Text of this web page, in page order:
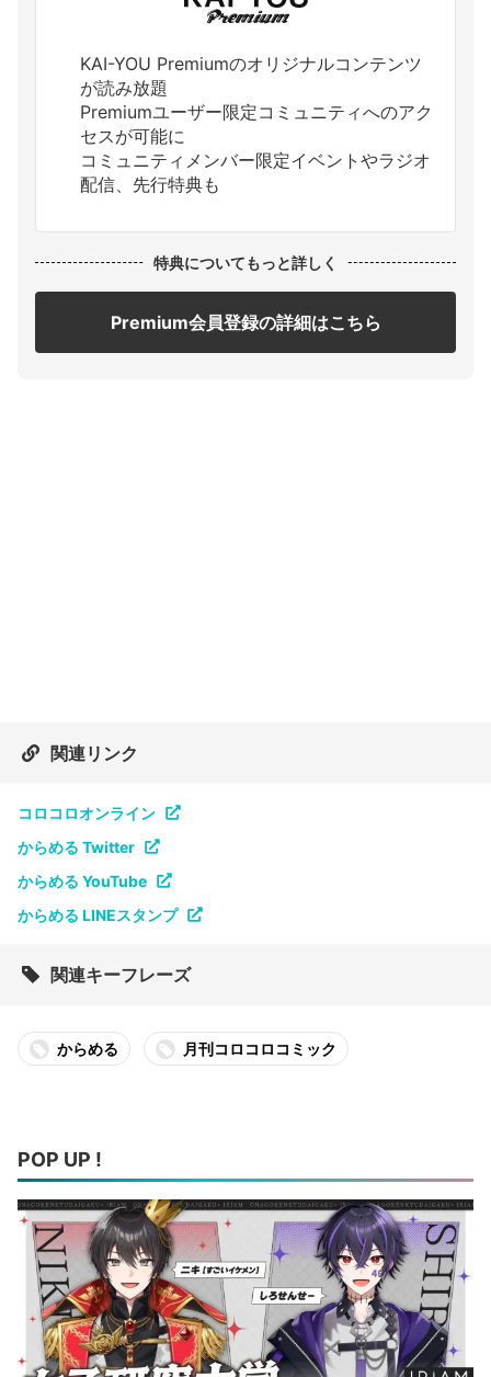
KAI-YOU Premiumのオリジナルコンテンツ
が読み放題
Premiumユーザー限定コミュニティへのアク
セスが可能に
コミュニティメンバー限定イベントやラジオ
配信、先行特典も
特典についてもっと詳しく
Premium会員登録の詳細はこちら
関連リンク
コロコロオンライン
からめる Twitter
からめる YouTube
からめる LINEスタンプ
関連キーフレーズ
からめる 月刊コロコロコミック
POP UP !